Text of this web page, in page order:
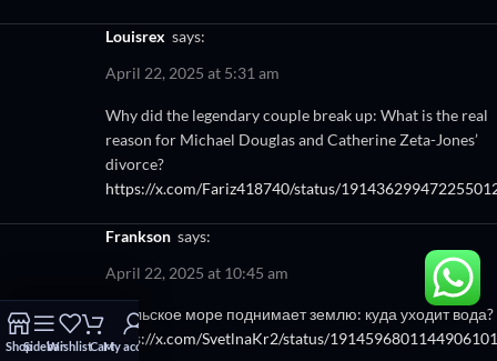
Louisrex says:
April 22, 2025 at 5:31 am
Why did the legendary couple break up: What is the real
reason for Michael Douglas and Catherine Zeta-Jones’
divorce?
https://x.com/Fariz418740/status/
Frankson says:
April 22, 2025 at 10:45 am
Аральское море поднимает землю: куда уходит вода?
https://x.com/SvetlnaKr2/status/1914596801144906101
ShopSidebarWishlistCartMy account